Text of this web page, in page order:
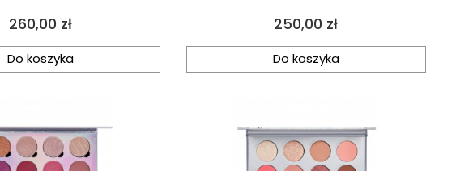
C i peptydami 50g
Cena
260,00 zł
Do koszyka
Cena
250,00 zł
Do koszyka